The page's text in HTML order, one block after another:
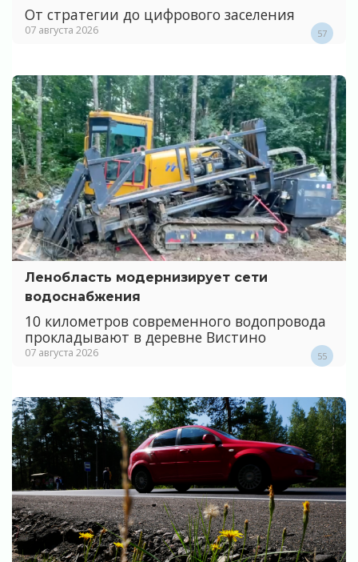
От стратегии до цифрового заселения
07 августа 2026 57
Ленобласть модернизирует сети
водоснабжения
10 километров современного водопровода
прокладывают в деревне Вистино
07 августа 2026 55